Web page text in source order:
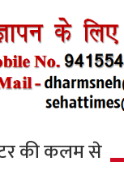
की कलम से